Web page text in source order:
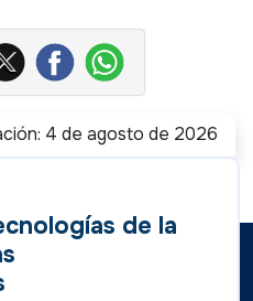
4 de agosto de 2026
de la